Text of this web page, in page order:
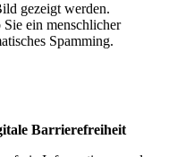
gezeigt werden.
ein menschlicher
Spamming.
Barrierefreiheit